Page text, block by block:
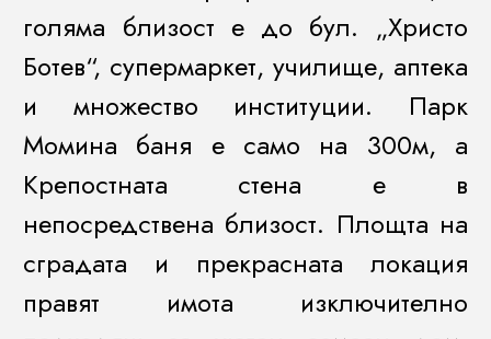
голяма близост е до бул. „Христо
Ботев“, супермаркет, училище, аптека
и множество институции. Парк
Момина баня е само на 300м, а
Крепостната стена е в
непосредствена близост. Площта на
сградата и прекрасната локация
правят имота изключително